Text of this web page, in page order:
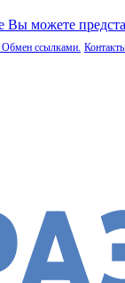
Вы можете
Обмен ссылками.